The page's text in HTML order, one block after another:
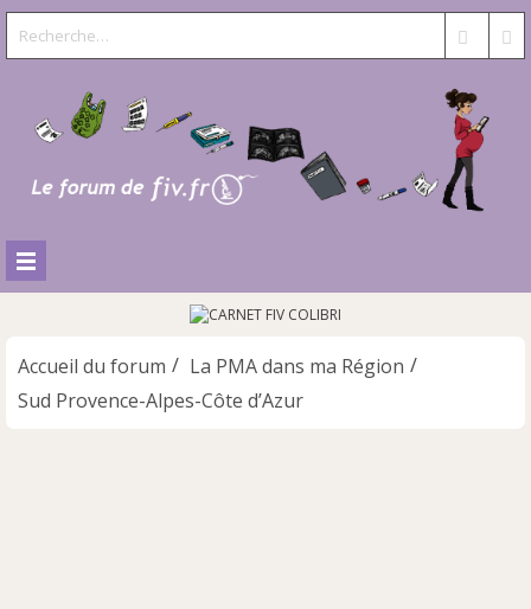
Accueil du forum
La PMA dans ma Région
Sud Provence-Alpes-Côte d’Azur